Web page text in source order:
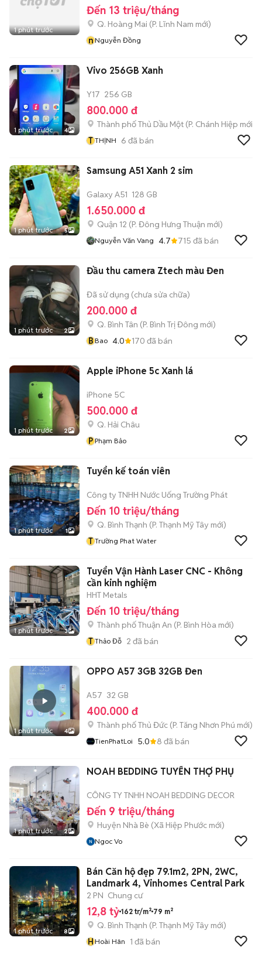
1 phút trước
Đến 13 triệu/tháng
Q. Hoàng Mai (P. Lĩnh Nam mới)
nNguyễn Đồng
1 phút trước 4
Vivo 256GB Xanh
Y17 256 GB
800.000 đ
Thành phố Thủ Dầu Một (P. Chánh Hiệp mới)
T THỊNH 6 đã bán
1 phút trước 5
Samsung A51 Xanh 2 sim
Galaxy A51 128 GB
1.650.000 đ
Quận 12 (P. Đông Hưng Thuận mới)
Nguyễn Văn Vang 4.7 715 đã bán
1 phút trước 2
Đầu thu camera Ztech màu Đen
Đã sử dụng (chưa sửa chữa)
200.000 đ
Q. Bình Tân (P. Bình Trị Đông mới)
BBao 4.0 170 đã bán
1 phút trước 2
Apple iPhone 5c Xanh lá
iPhone 5C
500.000 đ
Q. Hải Châu
P Phạm Bảo
1 phút trước 1
Tuyển kế toán viên
Công ty TNHH Nước Uống Trường Phát
Đến 10 triệu/tháng
Q. Bình Thạnh (P. Thạnh Mỹ Tây mới)
T Trường Phat Water
1 phút trước 3
Tuyển Vận Hành Laser CNC - Không
cần kinh nghiệm
HHT Metals
Đến 10 triệu/tháng
Thành phố Thuận An (P. Bình Hòa mới)
T Thảo Đỗ 2 đã bán
1 phút trước 4
OPPO A57 3GB 32GB Đen
A57 32 GB
400.000 đ
Thành phố Thủ Đức (P. Tăng Nhơn Phú mới)
TienPhatLoi 5.0 8 đã bán
1 phút trước 2
NOAH BEDDING TUYỂN THỢ PHỤ
CÔNG TY TNHH NOAH BEDDING DECOR
Đến 9 triệu/tháng
Huyện Nhà Bè (Xã Hiệp Phước mới)
Ngoc Vo
1 phút trước 8
Bán Căn hộ đẹp 79.1m2, 2PN, 2WC,
Landmark 4, Vinhomes Central Park
2 PN Chung cư
12,8 tỷ 162 tr/m² 79 m²
Q. Bình Thạnh (P. Thạnh Mỹ Tây mới)
HHoài Hân 1 đã bán